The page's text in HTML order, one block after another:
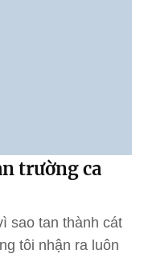
trường ca
sao tan thành cát
tôi nhận ra luôn